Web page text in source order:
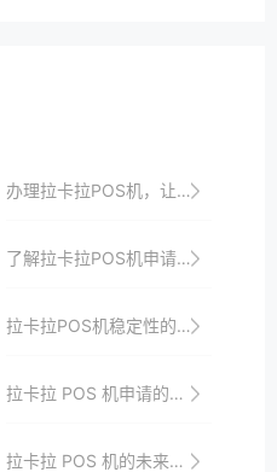
办理拉卡拉POS机，让您的店铺拥有更好的支付体验
了解拉卡拉POS机申请的基本要求
拉卡拉POS机稳定性的关键因素
拉卡拉 POS 机申请的材料准备与注意事项
拉卡拉 POS 机的未来发展战略与市场布局